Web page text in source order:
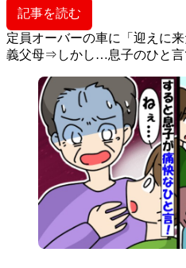
記事を読む
定員オーバーの車に「迎えに
義父母⇒しかし…息子のひと言